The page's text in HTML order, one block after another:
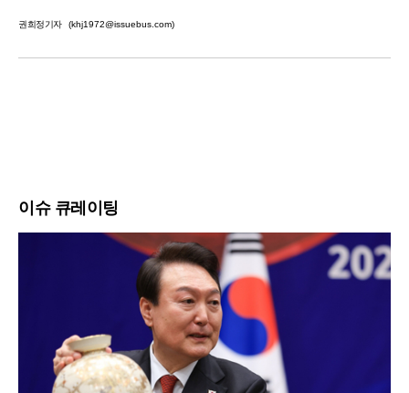
권희정기자 (khj1972@issuebus.com)
이슈 큐레이팅